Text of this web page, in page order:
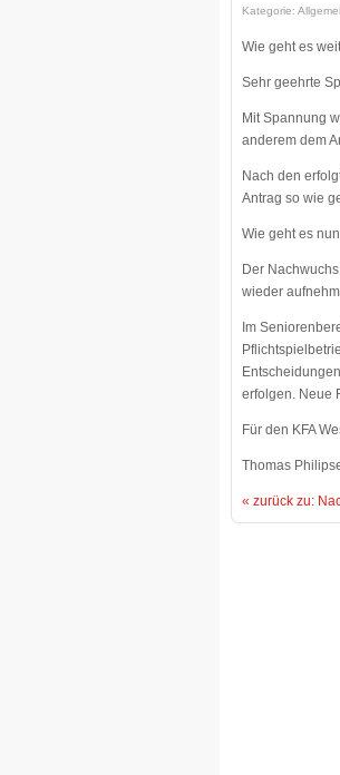
Kategorie:
Wie geht es
Sehr geehrte
Mit Spannung
anderem dem
Nach den
Antrag so wie
Wie geht es
Der
wieder
Im
erfolgen. Neue
Für den KFA
Thomas
« zurück zu: